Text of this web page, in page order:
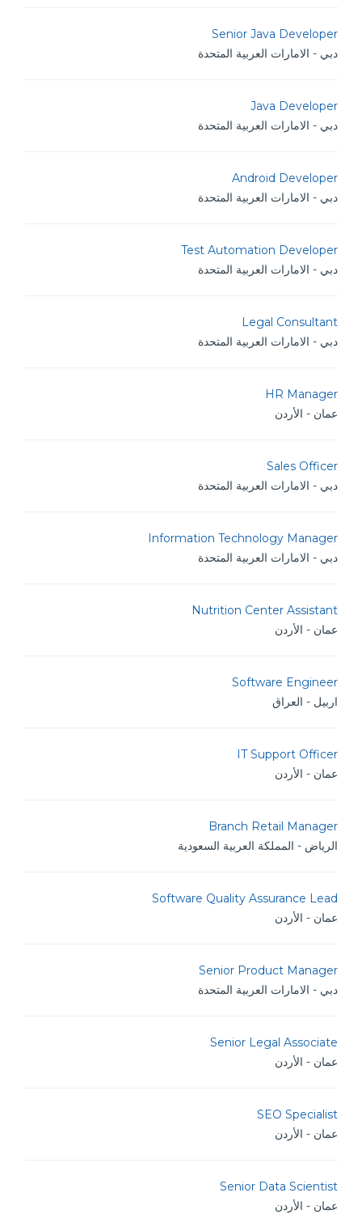
Senior Java Developer
دبي - الامارات العربية المتحدة
Java Developer
دبي - الامارات العربية المتحدة
Android Developer
دبي - الامارات العربية المتحدة
Test Automation Developer
دبي - الامارات العربية المتحدة
Legal Consultant
دبي - الامارات العربية المتحدة
HR Manager
عمان - الأردن
Sales Officer
دبي - الامارات العربية المتحدة
Information Technology Manager
دبي - الامارات العربية المتحدة
Nutrition Center Assistant
عمان - الأردن
Software Engineer
اربيل - العراق
IT Support Officer
عمان - الأردن
Branch Retail Manager
الرياض - المملكة العربية السعودية
Software Quality Assurance Lead
عمان - الأردن
Senior Product Manager
دبي - الامارات العربية المتحدة
Senior Legal Associate
عمان - الأردن
SEO Specialist
عمان - الأردن
Senior Data Scientist
عمان - الأردن